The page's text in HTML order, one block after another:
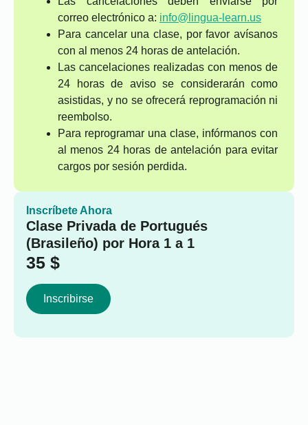
correo electrónico a: info@lingua-learn.us
Para cancelar una clase, por favor avísanos
con al menos 24 horas de antelación.
Las cancelaciones realizadas con menos de
24 horas de aviso se considerarán como
asistidas, y no se ofrecerá reprogramación ni
reembolso.
Para reprogramar una clase, infórmanos con
al menos 24 horas de antelación para evitar
cargos por sesión perdida.
Inscríbete Ahora
Clase Privada de Portugués
(Brasileño) por Hora 1 a 1
35 $
Inscribirse